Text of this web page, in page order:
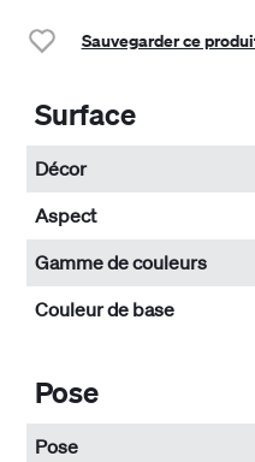
Sauvegarder ce
Surface
Décor
Aspect
Gamme de couleurs
Couleur de base
Pose
Pose